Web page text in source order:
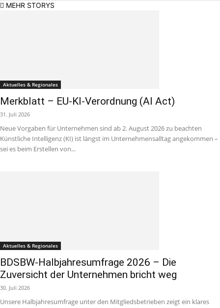
MEHR STORYS
Aktuelles & Regionales
Merkblatt – EU-KI-Verordnung (AI Act)
31. Juli 2026
Neue Vorgaben für Unternehmen sind ab 2. August 2026 zu beachten
Künstliche Intelligenz (KI) ist längst im Unternehmensalltag angekommen –
sei es beim Erstellen von...
Aktuelles & Regionales
BDSBW-Halbjahresumfrage 2026 – Die
Zuversicht der Unternehmen bricht weg
30. Juli 2026
Unsere Halbjahresumfrage unter den Mitgliedsbetrieben zeigt ein klares